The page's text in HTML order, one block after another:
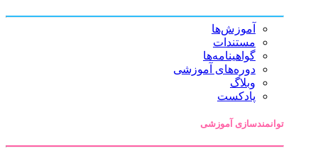
آموزش‌ها
مستندات
گواهینامه‌ها
دوره‌های آموزشی
وبلاگ
پادکست
توانمندسازی آموزشی